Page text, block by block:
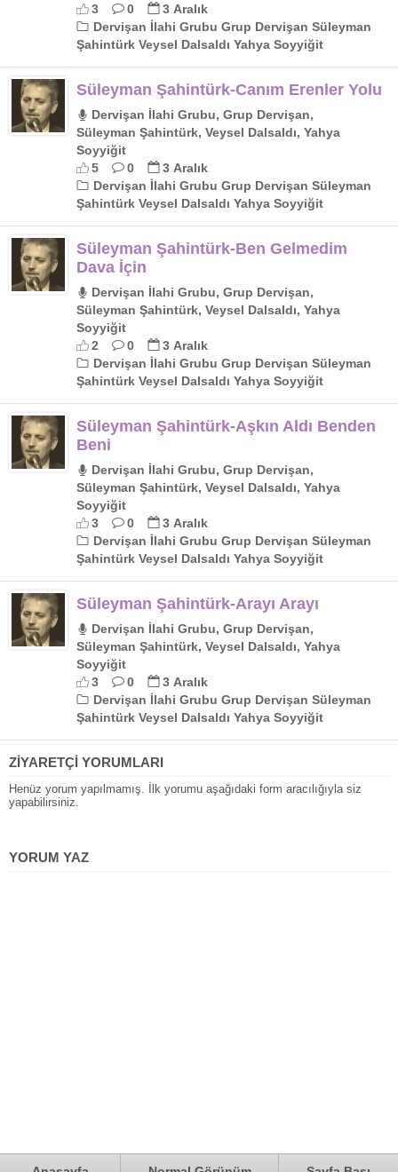
3
0
3 Aralık
Dervişan İlahi Grubu Grup Dervişan Süleyman
Şahintürk Veysel Dalsaldı Yahya Soyyiğit
Süleyman Şahintürk-Canım Erenler Yolu
Dervişan İlahi Grubu, Grup Dervişan,
Süleyman Şahintürk, Veysel Dalsaldı, Yahya
Soyyiğit
5
0
3 Aralık
Dervişan İlahi Grubu Grup Dervişan Süleyman
Şahintürk Veysel Dalsaldı Yahya Soyyiğit
Süleyman Şahintürk-Ben Gelmedim
Dava İçin
Dervişan İlahi Grubu, Grup Dervişan,
Süleyman Şahintürk, Veysel Dalsaldı, Yahya
Soyyiğit
2
0
3 Aralık
Dervişan İlahi Grubu Grup Dervişan Süleyman
Şahintürk Veysel Dalsaldı Yahya Soyyiğit
Süleyman Şahintürk-Aşkın Aldı Benden
Beni
Dervişan İlahi Grubu, Grup Dervişan,
Süleyman Şahintürk, Veysel Dalsaldı, Yahya
Soyyiğit
3
0
3 Aralık
Dervişan İlahi Grubu Grup Dervişan Süleyman
Şahintürk Veysel Dalsaldı Yahya Soyyiğit
Süleyman Şahintürk-Arayı Arayı
Dervişan İlahi Grubu, Grup Dervişan,
Süleyman Şahintürk, Veysel Dalsaldı, Yahya
Soyyiğit
3
0
3 Aralık
Dervişan İlahi Grubu Grup Dervişan Süleyman
Şahintürk Veysel Dalsaldı Yahya Soyyiğit
ZİYARETÇİ YORUMLARI
Henüz yorum yapılmamış. İlk yorumu aşağıdaki form aracılığıyla siz
yapabilirsiniz.
YORUM YAZ